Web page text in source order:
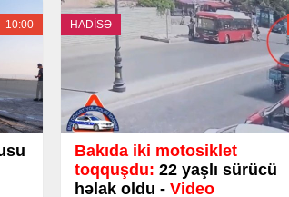
10:00 HADİSƏ
Bakıda iki motosiklet
toqquşdu: 22 yaşlı sürücü
həlak oldu - Video